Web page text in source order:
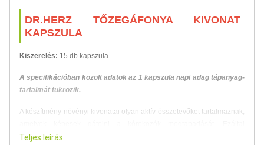
DR.HERZ TŐZEGÁFONYA KIVONAT
KAPSZULA
Kiszerelés: 15 db kapszula
A specifikációban közölt adatok az 1 kapszula napi adag tápanyag-
tartalmát tükrözik.
A készítmény növényi kivonatai olyan aktív összetevőket tartalmaznak,
megakadályozzák, hogy azok bejussanak és megmaradjanak a
Teljes leírás